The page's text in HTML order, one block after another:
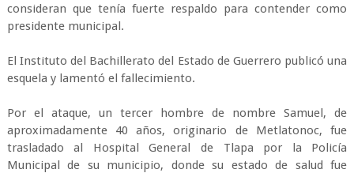
consideran que tenía fuerte respaldo para contender como
presidente municipal.
El Instituto del Bachillerato del Estado de Guerrero publicó una
esquela y lamentó el fallecimiento.
Por el ataque, un tercer hombre de nombre Samuel, de
aproximadamente 40 años, originario de Metlatonoc, fue
trasladado al Hospital General de Tlapa por la Policía
Municipal de su municipio, donde su estado de salud fue